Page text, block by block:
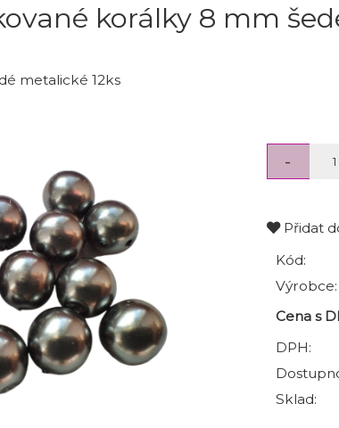
korálky 8 mm
metalické 12ks
Přidat
Kód:
Výrobce:
Cena s
DPH:
Sklad: